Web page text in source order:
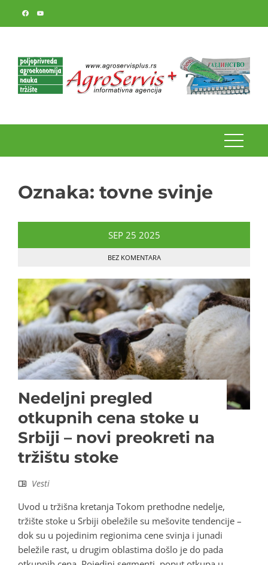
Oznaka: tovne svinje
SEP 25 2025
BEZ KOMENTARA
Nedeljni pregled
otkupnih cena stoke u
Srbiji – novi preokreti na
tržištu stoke
Vesti
Uvod u tržišna kretanja Tokom prethodne nedelje,
tržište stoke u Srbiji obeležile su mešovite tendencije –
dok su u pojedinim regionima cene svinja i junadi
beležile rast, u drugim oblastima došlo je do pada